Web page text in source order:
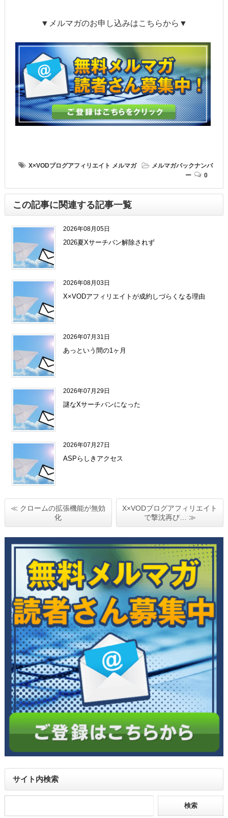
▼メルマガのお申し込みはこちらから▼
X×VODブログアフィリエイト メルマガ
メルマガバックナンバ
ー
0
この記事に関連する記事一覧
2026年08月05日
2026夏Xサーチバン解除されず
2026年08月03日
X×VODアフィリエイトが成約しづらくなる理由
2026年07月31日
あっという間の1ヶ月
2026年07月29日
謎なXサーチバンになった
2026年07月27日
ASPらしきアクセス
≪ クロームの拡張機能が無効
化
X×VODブログアフィリエイト
で撃沈再び… ≫
サイト内検索